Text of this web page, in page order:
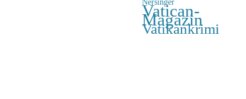
Vatican-
Magazin
Vatikankrimi